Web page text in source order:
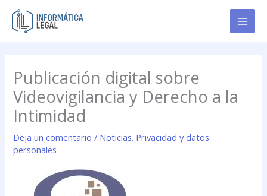
contenido
Publicación digital sobre
Videovigilancia y Derecho a la
Intimidad
Deja un comentario / Noticias. Privacidad y datos
personales